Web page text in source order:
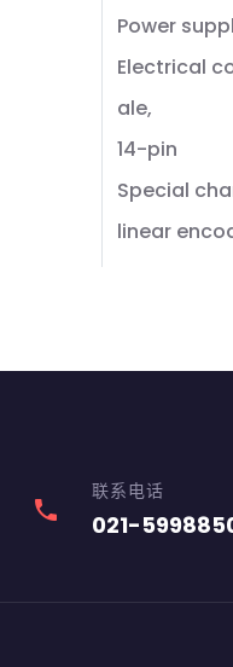
Power
Electrical
ale,
14-pin
Special
linear
phone
联系电话
021-